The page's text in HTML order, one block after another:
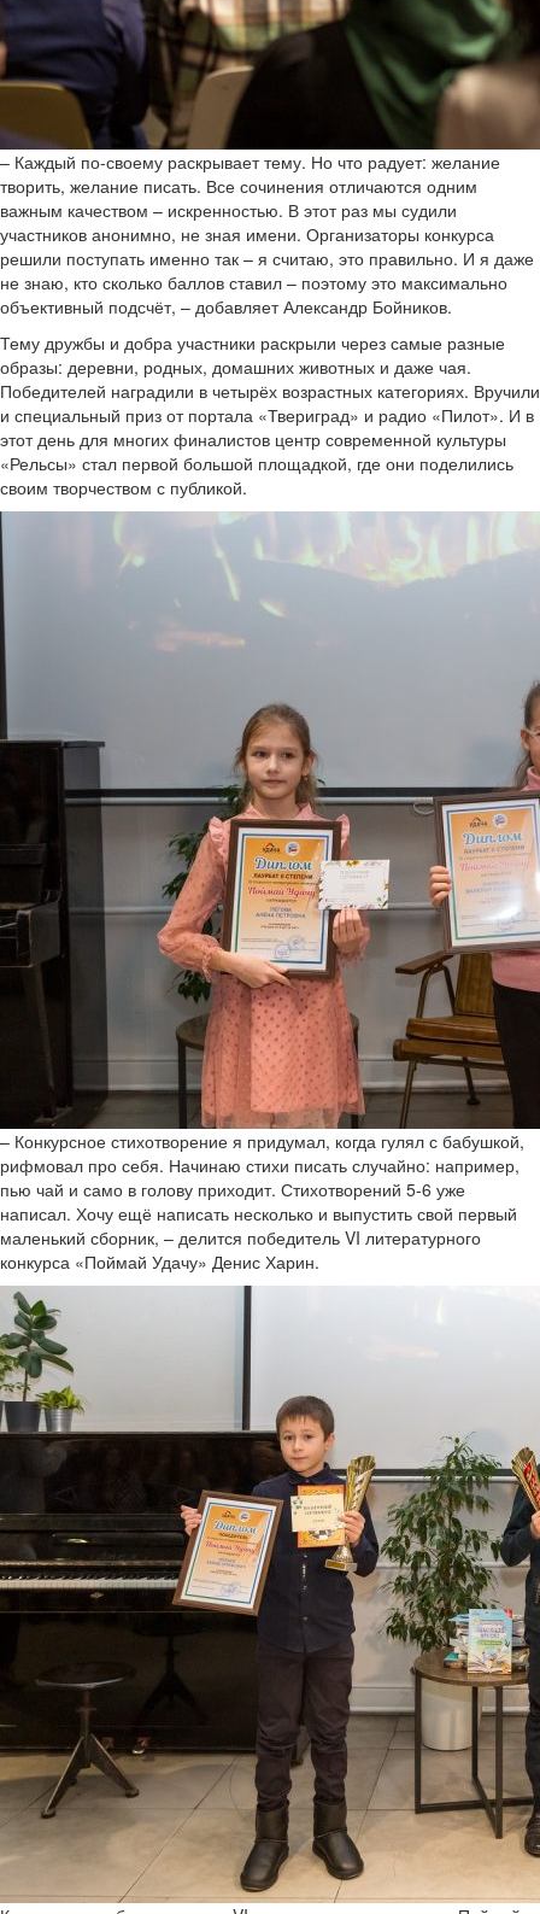
– Каждый по-своему раскрывает тему. Но что радует: желание
творить, желание писать. Все сочинения отличаются одним
важным качеством – искренностью. В этот раз мы судили
участников анонимно, не зная имени. Организаторы конкурса
решили поступать именно так – я считаю, это правильно. И я даже
не знаю, кто сколько баллов ставил – поэтому это максимально
объективный подсчёт, – добавляет Александр Бойников.
Тему дружбы и добра участники раскрыли через самые разные
образы: деревни, родных, домашних животных и даже чая.
Победителей наградили в четырёх возрастных категориях. Вручили
и специальный приз от портала «Твериград» и радио «Пилот». И в
этот день для многих финалистов центр современной культуры
«Рельсы» стал первой большой площадкой, где они поделились
своим творчеством с публикой.
– Конкурсное стихотворение я придумал, когда гулял с бабушкой,
рифмовал про себя. Начинаю стихи писать случайно: например,
пью чай и само в голову приходит. Стихотворений 5-6 уже
написал. Хочу ещё написать несколько и выпустить свой первый
маленький сборник, – делится победитель VI литературного
конкурса «Поймай Удачу» Денис Харин.